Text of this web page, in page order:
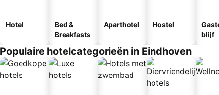
Hotel
Bed &
Breakfasts
Aparthotel Hostel
blijf
Populaire hotelcategorieën in Eindhoven